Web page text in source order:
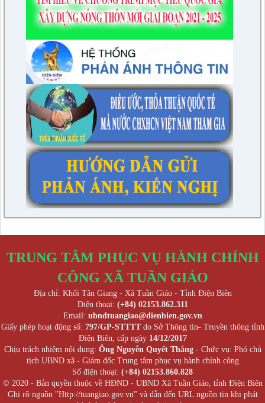
TRUNG TÂM PHỤC VỤ HÀNH CHÍNH
CÔNG XÃ TUẦN GIÁO
Địa chỉ: Khối Tân Giang - Xã Tuần Giáo - Tỉnh Điện Biên
Điện thoại: (+84) 02153.862.311
Email: ubndtuangiao@dienbien.gov.vn
Giấy phép hoạt động số: 797/GP-STTTTdo Sở Thông tin- Truyền thông tỉnh
Điện Biên, cấp ngày 14/12/2017
Chịu trách nhiệm nội dung: Ông Nguyễn Quyết Thắng- Chức vụ: Phó chủ
tịch UBND xã - Giám đốc Trung tâm phục vụ hành chính công
Số điện thoại: (+84) 02153.860.828
© 2020 - Bản quyền thuộc về HĐND - UBND Xã Tuần Giáo, tỉnh Điện Biên
Ghi rõ nguồn "Http://tuangiao.gov.vn" và dẫn đến URL nguồn tin khi phát